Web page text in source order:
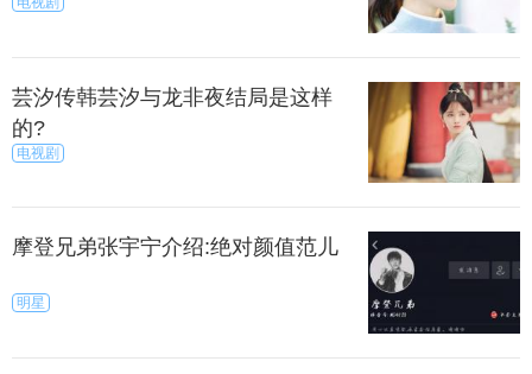
小司呢，在社会上锻炼许久之后，他知道了人情
世故的冷暖，知道有些时候该进有时该退。所以和立
傅小司对立夏的爱是一直都存在的。立夏也一直
都非常喜欢傅小司。只是这两人之间的误会与矛盾让
他们注定会分开。毕竟再坚固的感情也经不起误会的
考验！
下一页
芸汐传韩芸汐与龙非夜结局是这样
的?
电视剧
摩登兄弟张宇宁介绍:绝对颜值范儿
明星